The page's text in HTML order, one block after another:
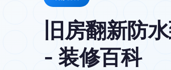
旧房翻新防
- 装修百科